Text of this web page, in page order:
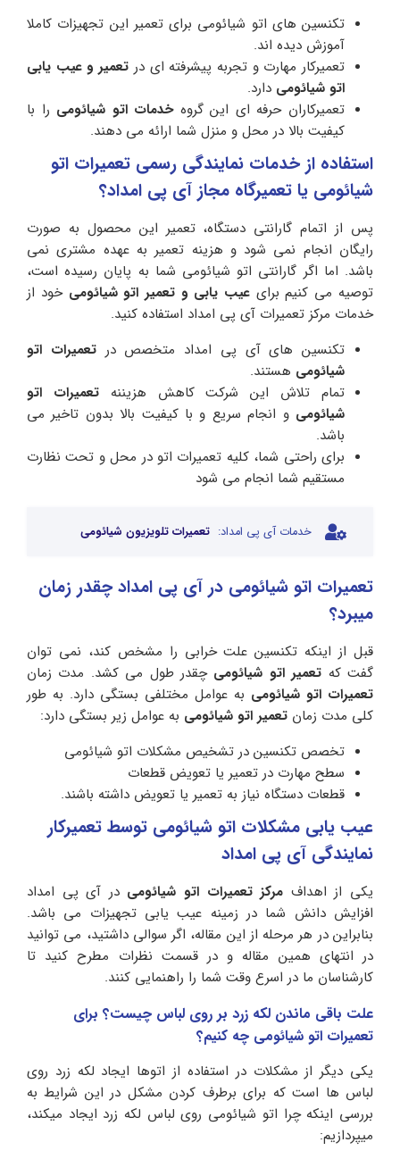
تکنسین های اتو شیائومی برای تعمیر این تجهیزات کاملا
آموزش دیده اند.
تعمیرکار مهارت و تجربه پیشرفته ای در تعمیر و عیب یابی
اتو شیائومی دارد.
تعمیرکاران حرفه ای این گروهخدمات اتو شیائومی را با
کیفیت بالا در محل و منزل شما ارائه می دهند.
استفاده از خدمات نمایندگی رسمی تعمیرات اتو
شیائومی یا تعمیرگاه مجاز آی پی امداد؟
پس از اتمام گارانتی دستگاه، تعمیر این محصول به صورت
رایگان انجام نمی شود و هزینه تعمیر به عهده مشتری نمی
باشد. اما اگر گارانتی اتو شیائومی شما به پایان رسیده است،
توصیه می کنیم برایعیب یابی و تعمیر اتو شیائومی خود از
خدمات مرکز تعمیرات آی پی امداد استفاده کنید.
تکنسین های آی پی امداد متخصص در تعمیرات اتو
شیائومی هستند.
تمام تلاش این شرکت کاهش هزیننه تعمیرات اتو
شیائومی و انجام سریع و با کیفیت بالا بدون تاخیر می
باشد.
برای راحتی شما، کلیه تعمیرات اتو در محل و تحت نظارت
مستقیم شما انجام می شود
خدمات آی پی امداد: تعمیرات تلویزیون شیائومی
تعمیرات اتو شیائومی در آی‌ پی امداد چقدر زمان
میبرد؟
قبل از اینکه تکنسین علت خرابی را مشخص کند، نمی توان
گفت که تعمیر اتو شیائومی چقدر طول می کشد. مدت زمان
تعمیرات اتو شیائومی به عوامل مختلفی بستگی دارد. به طور
کلی مدت زمان تعمیر اتو شیائومی به عوامل زیر بستگی دارد:
تخصص تکنسین در تشخیص مشکلات اتو شیائومی
سطح مهارت در تعمیر یا تعویض قطعات
قطعات دستگاه نیاز به تعمیر یا تعویض داشته باشند.
عیب یابی مشکلات اتو شیائومی توسط تعمیرکار
نمایندگی آی پی امداد
یکی از اهداف مرکز تعمیرات اتو شیائومی در آی پی امداد
افزایش دانش شما در زمینه عیب یابی تجهیزات می باشد.
بنابراین در هر مرحله از این مقاله، اگر سوالی داشتید، می توانید
در انتهای همین مقاله و در قسمت نظرات مطرح کنید تا
کارشناسان ما در اسرع وقت شما را راهنمایی کنند.
علت باقی ماندن لکه زرد بر روی لباس چیست؟ برای
تعمیرات اتو شیائومی چه کنیم؟
یکی دیگر از مشکلات در استفاده از اتوها ایجاد لکه زرد روی
لباس ها است که برای برطرف کردن مشکل در این شرایط به
بررسی اینکه چرا اتو شیائومی روی لباس لکه زرد ایجاد میکند،
میپردازیم: